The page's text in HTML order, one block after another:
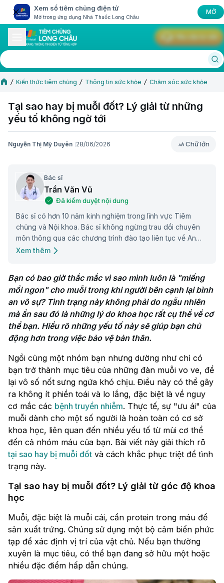
Xem sổ tiêm chủng điện tử
Mở trong ứng dụng Nhà Thuốc Long Châu
MỞ
Kiến thức tiêm chủng Thông tin sức khỏe Chăm sóc sức khỏe
Tại sao hay bị muỗi đốt? Lý giải từ những
yếu tố không ngờ tới
Nguyễn Thị Mỹ Duyên 28/06/2026 Chữ lớn
Bác sĩ
Trần Văn Vũ
Đã kiểm duyệt nội dung
Bác sĩ có hơn 10 năm kinh nghiệm trong lĩnh vực Tiêm
chủng và Nội khoa. Bác sĩ không ngừng trau dồi chuyên
môn thông qua các chương trình đào tạo liên tục về An
toàn tiêm chủng và Nội soi tiêu hóa.
Xem thêm
Bạn có bao giờ thắc mắc vì sao mình luôn là "miếng
mồi ngon" cho muỗi trong khi người bên cạnh lại bình
an vô sự? Tình trạng này không phải do ngẫu nhiên
mà ẩn sau đó là những lý do khoa học rất cụ thể về cơ
thể bạn. Hiểu rõ những yếu tố này sẽ giúp bạn chủ
động hơn trong việc bảo vệ bản thân.
Ngồi cùng một nhóm bạn nhưng dường như chỉ có
bạn trở thành mục tiêu của những đàn muỗi vo ve, để
lại vô số nốt sưng ngứa khó chịu. Điều này có thể gây
ra không ít phiền toái và lo lắng, đặc biệt là về nguy
cơ mắc các bệnh truyền nhiễm. Thực tế, sự "ưu ái" của
muỗi dành cho một số người là hoàn toàn có cơ sở
khoa học, liên quan đến nhiều yếu tố từ mùi cơ thể
đến cả nhóm máu của bạn. Bài viết này giải thích rõ
tại sao hay bị muỗi đốt và cách khắc phục triệt để tình
trạng này.
Tại sao hay bị muỗi đốt? Lý giải từ góc độ khoa
học
Muỗi, đặc biệt là muỗi cái, cần protein trong máu để
sản xuất trứng. Chúng sử dụng một bộ cảm biến phức
tạp để xác định vị trí của vật chủ. Nếu bạn thường
xuyên là mục tiêu, có thể bạn đang sở hữu một hoặc
nhiều đặc điểm hấp dẫn chúng.